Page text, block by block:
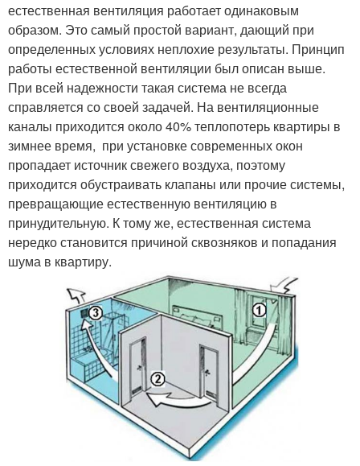
естественная вентиляция работает одинаковым
образом. Это самый простой вариант, дающий при
определенных условиях неплохие результаты. Принцип
работы естественной вентиляции был описан выше.
При всей надежности такая система не всегда
справляется со своей задачей. На вентиляционные
каналы приходится около 40% теплопотерь квартиры в
зимнее время, при установке современных окон
пропадает источник свежего воздуха, поэтому
приходится обустраивать клапаны или прочие системы,
превращающие естественную вентиляцию в
принудительную. К тому же, естественная система
нередко становится причиной сквозняков и попадания
шума в квартиру.